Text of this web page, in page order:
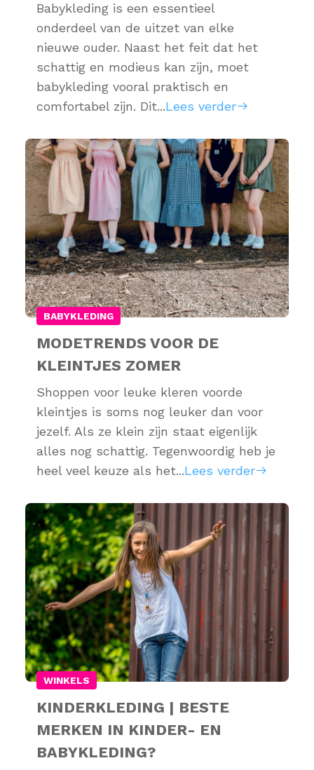
Babykleding is een essentieel
onderdeel van de uitzet van elke
nieuwe ouder. Naast het feit dat het
schattig en modieus kan zijn, moet
babykleding vooral praktisch en
comfortabel zijn. Dit...Lees verder
BABYKLEDING
MODETRENDS VOOR DE
KLEINTJES ZOMER
Shoppen voor leuke kleren voorde
kleintjes is soms nog leuker dan voor
jezelf. Als ze klein zijn staat eigenlijk
alles nog schattig. Tegenwoordig heb je
heel veel keuze als het...Lees verder
WINKELS
KINDERKLEDING | BESTE
MERKEN IN KINDER- EN
BABYKLEDING?